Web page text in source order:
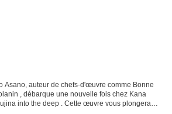
Asano, auteur de chefs-d'œuvre comme Bonne
, débarque une nouvelle fois chez Kana
into the deep . Cette œuvre vous plongera